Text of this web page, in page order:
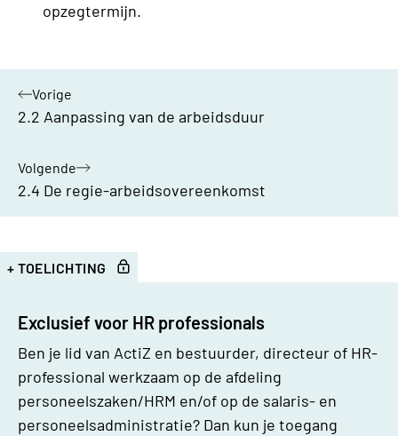
opzegtermijn.
Vorige
2.2 Aanpassing van de arbeidsduur
Volgendehoofdstuk:
2.4 De regie-arbeidsovereenkomst
+ TOELICHTING
Exclusief voor HR professionals
Ben je lid van ActiZ en bestuurder, directeur of HR-
professional werkzaam op de afdeling
personeelszaken/HRM en/of op de salaris- en
personeelsadministratie? Dan kun je toegang